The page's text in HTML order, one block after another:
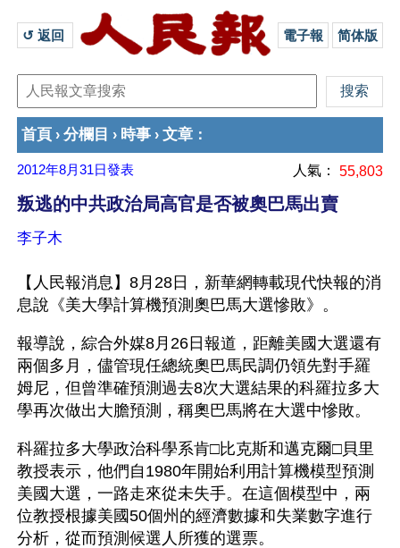
↺ 返回 電子報 简体版
首頁 › 分欄目 › 時事 › 文章 ：
2012年8月31日發表 人氣： 55,803
叛逃的中共政治局高官是否被奧巴馬出賣
李子木
【人民報消息】8月28日，新華網轉載現代快報的消
息說《美大學計算機預測奧巴馬大選慘敗》。
報導說，綜合外媒8月26日報道，距離美國大選還有
兩個多月，儘管現任總統奧巴馬民調仍領先對手羅
姆尼，但曾準確預測過去8次大選結果的科羅拉多大
學再次做出大膽預測，稱奧巴馬將在大選中慘敗。
科羅拉多大學政治科學系肯□比克斯和邁克爾□貝里
教授表示，他們自1980年開始利用計算機模型預測
美國大選，一路走來從未失手。在這個模型中，兩
位教授根據美國50個州的經濟數據和失業數字進行
分析，從而預測候選人所獲的選票。